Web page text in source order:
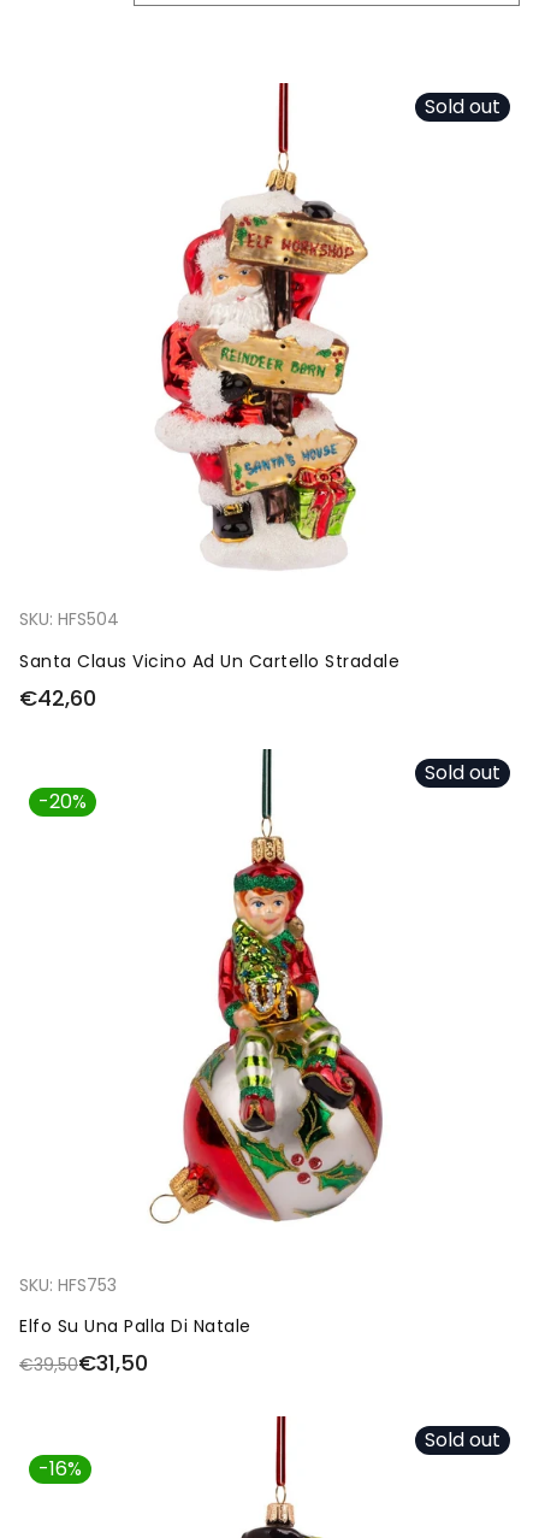
Sold out
SKU: HFS504
Santa Claus Vicino Ad Un Cartello Stradale
€42,60
Sold out
-20%
SKU: HFS753
Elfo Su Una Palla Di Natale
€39,50€31,50
Sold out
-16%